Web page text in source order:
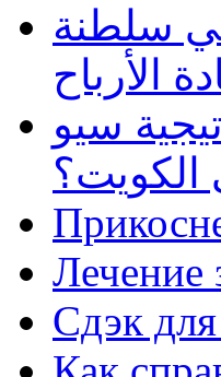
سلطنة
الأرباح
سيو
الكويت؟
Лечение
Сдэк